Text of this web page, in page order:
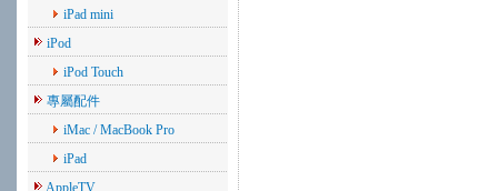
iPad mini
iPod
iPod Touch
專屬配件
iMac / MacBook Pro
iPad
AppleTV